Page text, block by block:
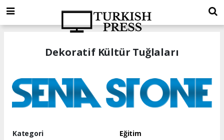
Dekoratif Kültür Tuğlaları
Kategori
Eğitim